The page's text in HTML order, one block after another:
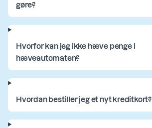
gøre?
Hvorfor kan jeg ikke hæve penge i
hæveautomaten?
Hvordan bestiller jeg et nyt kreditkort?